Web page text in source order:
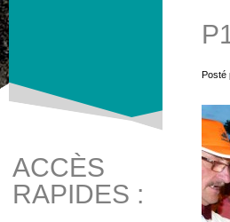
get_post_meta(get_the_ID(), 'thumb',
ACCÈS
RAPIDES :
Posté